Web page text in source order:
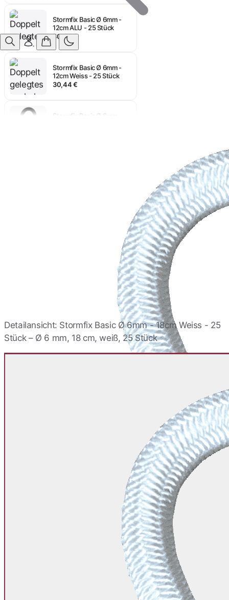
Anmelden
12cm ALU - 25 Stück
30,44 €
12cm Weiss - 25 Stück
30,44 €
12cm Schwarz - 25 Stück
Stormfix Basic Ø 6mm -
10cm Schwarz - 25 Stück
Stormfix Basic Ø 6mm -
12cm Weiss - 25 Stück
Detailansicht: Stormfix Basic Ø 6mm - 18cm Weiss - 25
Stück – Ø 6 mm, 18 cm, weiß, 25 Stück